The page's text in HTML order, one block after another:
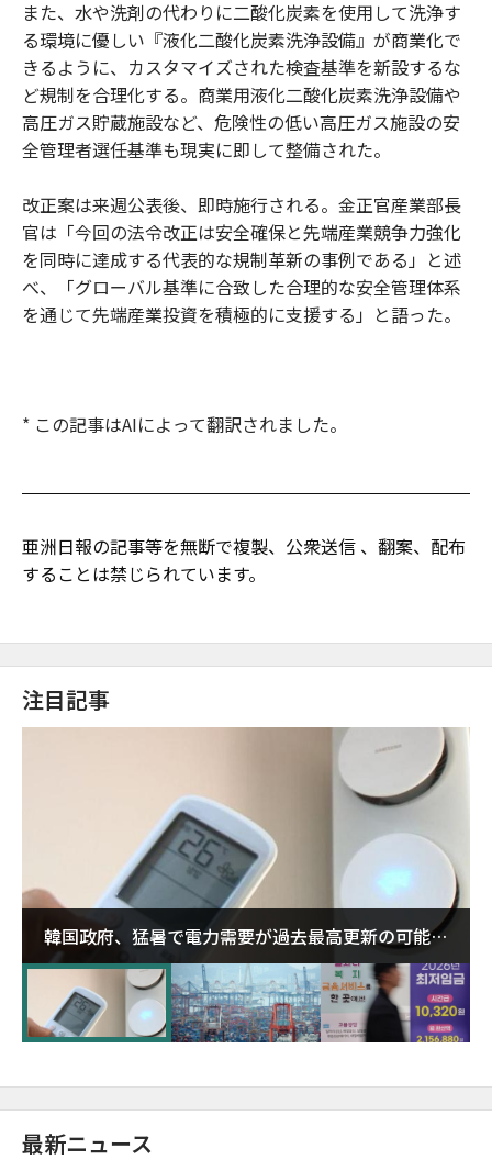
また、水や洗剤の代わりに二酸化炭素を使用して洗浄す
る環境に優しい『液化二酸化炭素洗浄設備』が商業化で
きるように、カスタマイズされた検査基準を新設するな
ど規制を合理化する。商業用液化二酸化炭素洗浄設備や
高圧ガス貯蔵施設など、危険性の低い高圧ガス施設の安
全管理者選任基準も現実に即して整備された。
改正案は来週公表後、即時施行される。金正官産業部長
官は「今回の法令改正は安全確保と先端産業競争力強化
を同時に達成する代表的な規制革新の事例である」と述
べ、「グローバル基準に合致した合理的な安全管理体系
を通じて先端産業投資を積極的に支援する」と語った。
* この記事はAIによって翻訳されました。
亜洲日報の記事等を無断で複製、公衆送信 、翻案、配布
することは禁じられています。
注目記事
韓国政府、猛暑で電力需要が過去最高更新の可能性
に需給対応体制を点検
最新ニュース